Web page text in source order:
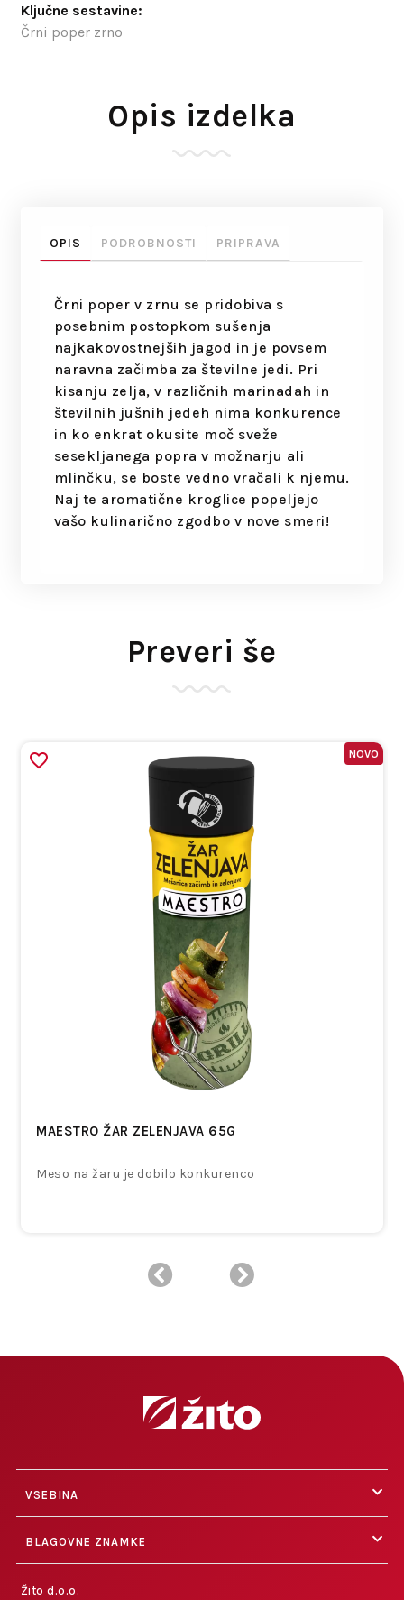
Ključne sestavine:
Črni poper zrno
Opis izdelka
OPIS PODROBNOSTI PRIPRAVA
Črni poper v zrnu se pridobiva s
posebnim postopkom sušenja
najkakovostnejših jagod in je povsem
naravna začimba za številne jedi. Pri
kisanju zelja, v različnih marinadah in
številnih jušnih jedeh nima konkurence
in ko enkrat okusite moč sveže
sesekljanega popra v možnarju ali
mlinčku, se boste vedno vračali k njemu.
Naj te aromatične kroglice popeljejo
vašo kulinarično zgodbo v nove smeri!
Preveri še
NOVO
MAESTRO ŽAR ZELENJAVA 65G
Meso na žaru je dobilo konkurenco
VSEBINA
BLAGOVNE ZNAMKE
Žito d.o.o.